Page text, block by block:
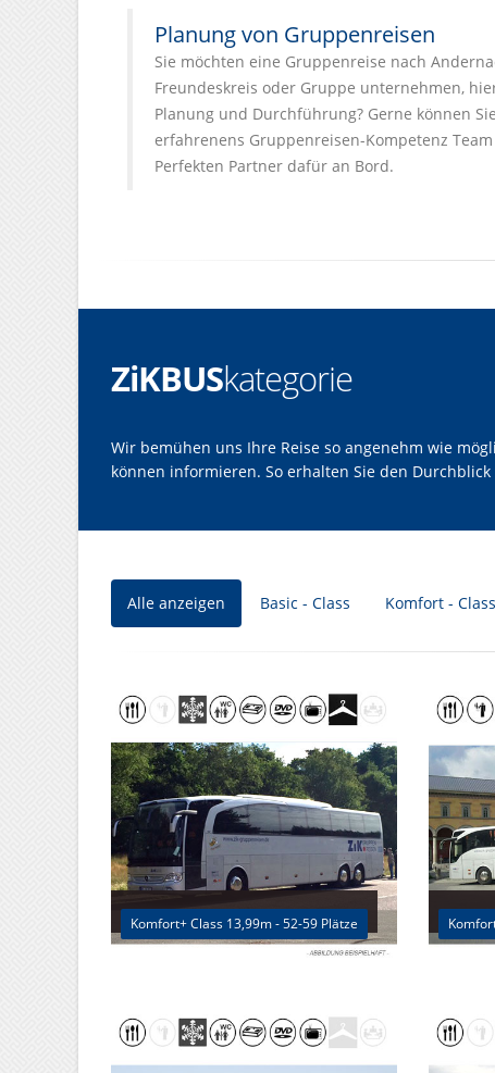
Planung von Gruppenreisen
Sie möchten eine Gruppenreise nach
Freundeskreis oder Gruppe unternehmen,
Planung und Durchführung? Gerne können
erfahrenens Gruppenreisen-Kompetenz
Perfekten Partner dafür an Bord.
ZiKBUSkategorie
Wir bemühen uns Ihre Reise so angenehm wie
können informieren. So erhalten Sie den
Alle anzeigen Basic - Class Komfort - Class
Komfort+ Class 13,99m - 52-59 Plätze